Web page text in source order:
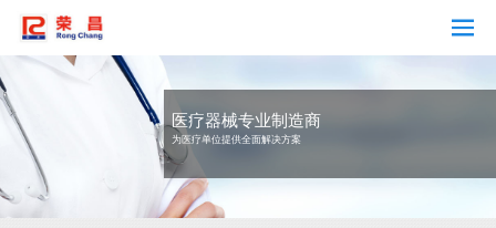
医疗器械专业制造商
为医疗单位提供全面解决方案